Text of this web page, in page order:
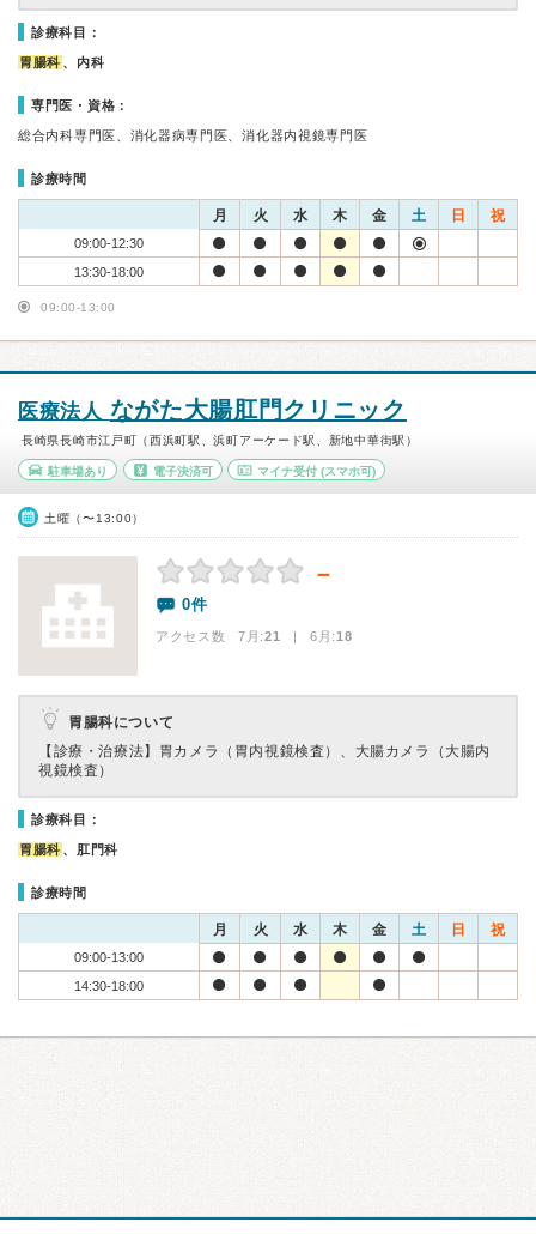
診療科目：
胃腸科 、内科
専門医・資格：
総合内科専門医、消化器病専門医、消化器内視鏡専門医
診療時間
月 火 水 木 金 土 日 祝
09:00-12:30
13:30-18:00
09:00-13:00
医療法人 ながた大腸肛門クリニック
長崎県長崎市江戸町（西浜町駅、浜町アーケード駅、新地中華街駅）
駐車場あり 電子決済可 マイナ受付 (スマホ可)
土曜（〜13:00）
－
0件
アクセス数 7月:21 | 6月:18
胃腸科について
【診療・治療法】 胃カメラ（胃内視鏡検査）、大腸カメラ（大腸内
視鏡検査）
診療科目：
胃腸科 、肛門科
診療時間
月 火 水 木 金 土 日 祝
09:00-13:00
14:30-18:00